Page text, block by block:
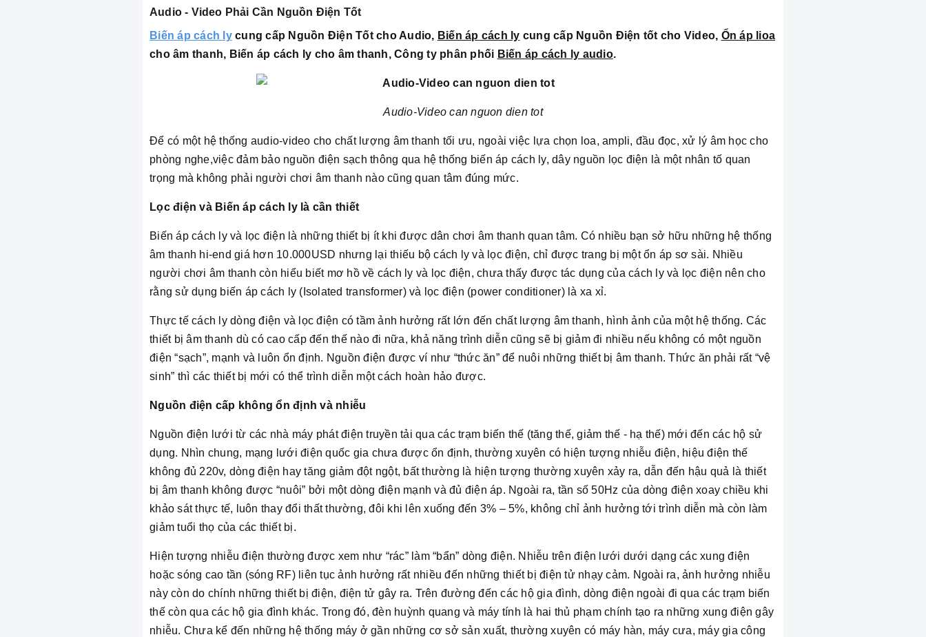
Audio - Video Phải Cần Nguồn Điện Tốt
Biến áp cách lycung cấp Nguồn Điện Tốt cho Audio, Biến áp cách ly cung cấp Nguồn Điện tốt cho Video, Ổn áp lioa
cho âm thanh, Biến áp cách ly cho âm thanh, Công ty phân phối Biến áp cách ly audio.
Audio-Video can nguon dien tot
Để có một hệ thống audio-video cho chất lượng âm thanh tối ưu, ngoài việc lựa chọn loa, ampli, đầu đọc, xử lý âm học cho
phòng nghe,việc đảm bảo nguồn điện sạch thông qua hệ thống biến áp cách ly, dây nguồn lọc điện là một nhân tố quan
trọng mà không phải người chơi âm thanh nào cũng quan tâm đúng mức.
Lọc điện và Biến áp cách ly là cần thiết
Biến áp cách ly và lọc điện là những thiết bị ít khi được dân chơi âm thanh quan tâm. Có nhiều bạn sở hữu những hệ thống
âm thanh hi-end giá hơn 10.000USD nhưng lại thiếu bộ cách ly và lọc điện, chỉ được trang bị một ổn áp sơ sài. Nhiều
người chơi âm thanh còn hiểu biết mơ hồ về cách ly và lọc điện, chưa thấy được tác dụng của cách ly và lọc điện nên cho
rằng sử dụng biến áp cách ly (Isolated transformer) và lọc điện (power conditioner) là xa xỉ.
Thực tế cách ly dòng điện và lọc điện có tầm ảnh hưởng rất lớn đến chất lượng âm thanh, hình ảnh của một hệ thống. Các
thiết bị âm thanh dù có cao cấp đến thế nào đi nữa, khả năng trình diễn cũng sẽ bị giảm đi nhiều nếu không có một nguồn
điện “sạch”, mạnh và luôn ổn định. Nguồn điện được ví như “thức ăn” để nuôi những thiết bị âm thanh. Thức ăn phải rất “vệ
sinh” thì các thiết bị mới có thể trình diễn một cách hoàn hảo được.
Nguồn điện cấp không ổn định và nhiễu
Nguồn điện lưới từ các nhà máy phát điện truyền tải qua các trạm biến thế (tăng thế, giảm thế - hạ thế) mới đến các hộ sử
dụng. Nhìn chung, mạng lưới điện quốc gia chưa được ổn định, thường xuyên có hiện tượng nhiễu điện, hiệu điện thế
không đủ 220v, dòng điện hay tăng giảm đột ngột, bất thường là hiện tượng thường xuyên xảy ra, dẫn đến hậu quả là thiết
bị âm thanh không được “nuôi” bởi một dòng điện mạnh và đủ điện áp. Ngoài ra, tần số 50Hz của dòng điện xoay chiều khi
khảo sát thực tế, luôn thay đổi thất thường, đôi khi lên xuống đến 3% – 5%, không chỉ ảnh hưởng tới trình diễn mà còn làm
giảm tuổi thọ của các thiết bị.
Hiện tượng nhiễu điện thường được xem như “rác” làm “bẩn” dòng điện. Nhiễu trên điện lưới dưới dạng các xung điện
hoặc sóng cao tần (sóng RF) liên tục ảnh hưởng rất nhiều đến những thiết bị điện tử nhạy cảm. Ngoài ra, ảnh hưởng nhiễu
này còn do chính những thiết bị điện, điện tử gây ra. Trên đường đến các hộ gia đình, dòng điện ngoài đi qua các trạm biến
thế còn qua các hộ gia đình khác. Trong đó, đèn huỳnh quang và máy tính là hai thủ phạm chính tạo ra những xung điện gây
nhiễu. Chưa kể đến những hệ thống máy ở gần những cơ sở sản xuất, thường xuyên có máy hàn, máy cưa, máy gia công